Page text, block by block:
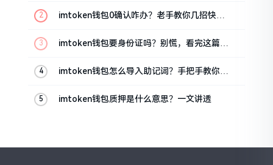
imtoken钱包0确认咋办？老手教你几招快速
imtoken钱包要身份证吗？别慌，看完这篇就
imtoken钱包怎么导入助记词？手把手教你找
imtoken钱包质押是什么意思？一文讲透